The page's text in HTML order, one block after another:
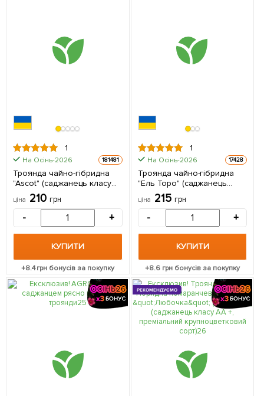
1
На Осінь-2026 181481
Троянда чайно-гібридна
"Ascot" (саджанець класу
АА+) вищий сорт 1
саджанець в упаковці
ціна 210 грн
- +
КУПИТИ
+8.4грн бонусів за покупку
1
На Осінь-2026 17428
Троянда чайно-гібридна
"Ель Торо" (саджанець
класу АА +) вищий сорт 1 шт
в упаковці
ціна 215 грн
- +
КУПИТИ
+8.6 грн бонусів за покупку
РЕКОМЕНДУЄМО